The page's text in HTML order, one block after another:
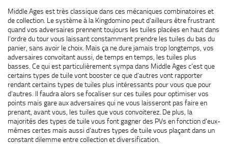
Middle Ages est très classique dans ces mécaniques combinatoires et
de collection. Le système à la Kingdomino peut d’ailleurs être frustrant
quand vos adversaires prennent toujours les tuiles placées en haut dans
l’ordre du tour vous laissant constamment prendre les tuiles du bas du
panier, sans avoir le choix. Mais ça ne dure jamais trop longtemps, vos
adversaires convoitant aussi, de temps en temps, les tuiles plus
basses. Ce qui est particulièrement sympa dans Middle Ages c’est que
certains types de tuile vont booster ce que d’autres vont rapporter
rendant certains types de tuiles plus intéressants pour vous que pour
d’autres. Il faudra alors se focaliser sur ces tuiles pour optimiser vos
points mais gare aux adversaires qui ne vous laisseront pas faire en
prenant, avant vous, les tuiles que vous convoiterez. De plus, la
majorités des types de tuile vous font gagner des PVs en fonction d’eux-
mêmes certes mais aussi d’autres types de tuile vous plaçant dans un
constant dilemme entre collection et diversification.